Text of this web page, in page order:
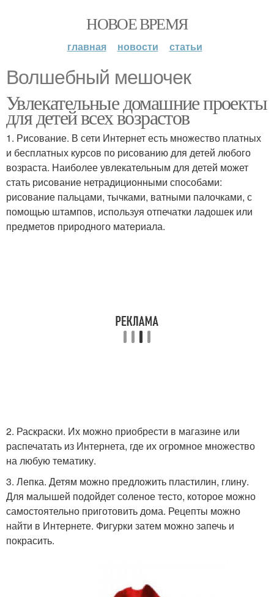
НОВОЕ ВРЕМЯ
главная новости статьи
Волшебный мешочек
Увлекательные домашние проекты
для детей всех возрастов
1. Рисование. В сети Интернет есть множество платных
и бесплатных курсов по рисованию для детей любого
возраста. Наиболее увлекательным для детей может
стать рисование нетрадиционными способами:
рисование пальцами, тычками, ватными палочками, с
помощью штампов, используя отпечатки ладошек или
предметов природного материала.
2. Раскраски. Их можно приобрести в магазине или
распечатать из Интернета, где их огромное множество
на любую тематику.
3. Лепка. Детям можно предложить пластилин, глину.
Для малышей подойдет соленое тесто, которое можно
самостоятельно приготовить дома. Рецепты можно
найти в Интернете. Фигурки затем можно запечь и
покрасить.